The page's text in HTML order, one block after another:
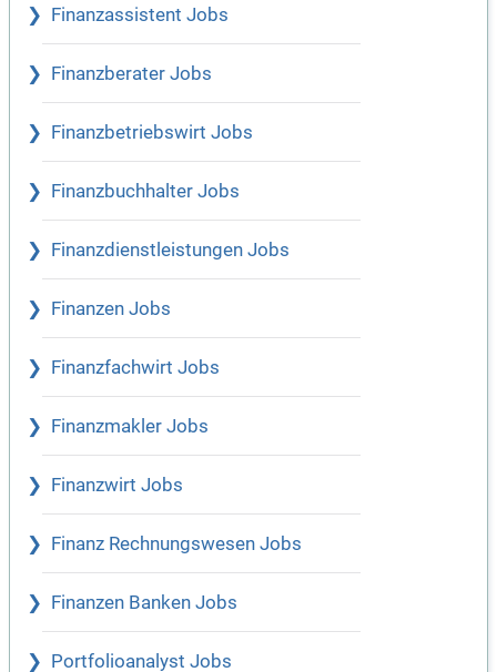
Finanzassistent Jobs
Finanzberater Jobs
Finanzbetriebswirt Jobs
Finanzbuchhalter Jobs
Finanzdienstleistungen Jobs
Finanzen Jobs
Finanzfachwirt Jobs
Finanzmakler Jobs
Finanzwirt Jobs
Finanz Rechnungswesen Jobs
Finanzen Banken Jobs
Portfolioanalyst Jobs